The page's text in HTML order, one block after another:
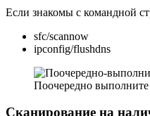
Если знакомы с командной
sfc/scannow
ipconfig/flushdns
Поочередно
Сканирование на